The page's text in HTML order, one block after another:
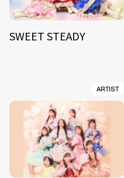
SWEET STEADY
ARTIST